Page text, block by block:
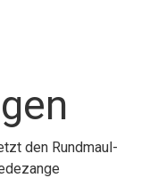
den Rundmaul-